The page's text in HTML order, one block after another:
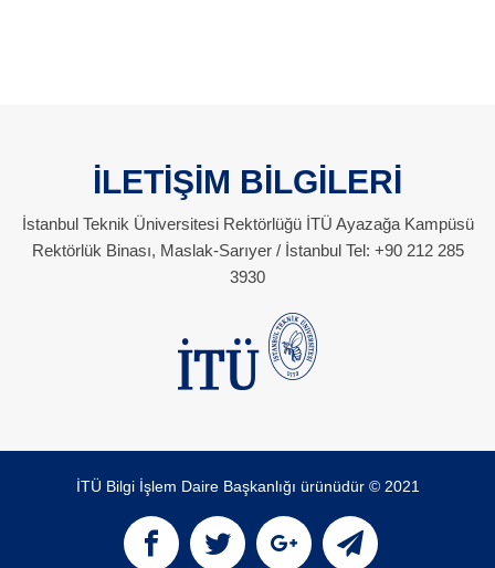
İLETİŞİM BİLGİLERİ
İstanbul Teknik Üniversitesi Rektörlüğü İTÜ Ayazağa Kampüsü
Rektörlük Binası, Maslak-Sarıyer / İstanbul Tel: +90 212 285
3930
İTÜ Bilgi İşlem Daire Başkanlığı ürünüdür © 2021